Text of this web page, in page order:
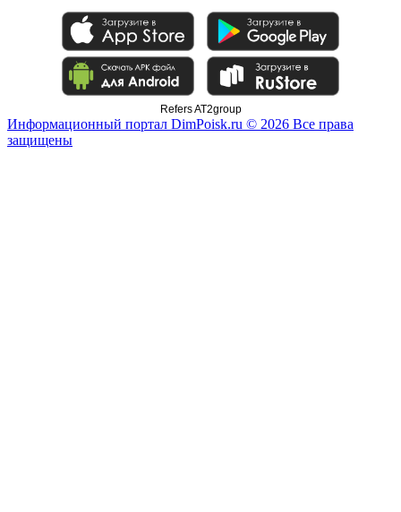
Refers AT2group
Информационный портал DimPoisk.ru © 2026 Все права
защищены